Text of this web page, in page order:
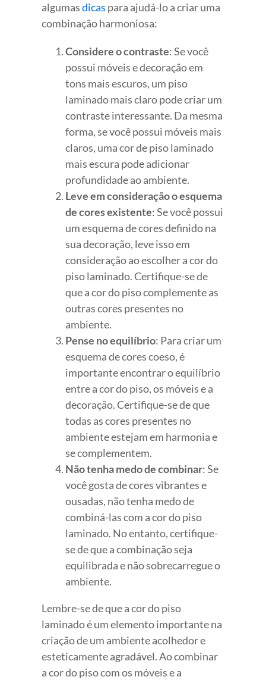
algumasdicas para ajudá-lo a criar uma
combinação harmoniosa:
Considere o contraste: Se você
possui móveis e decoração em
tons mais escuros, um piso
laminado mais claro pode criar um
contraste interessante. Da mesma
forma, se você possui móveis mais
claros, uma cor de piso laminado
mais escura pode adicionar
profundidade ao ambiente.
Leve em consideração o esquema
de cores existente: Se você possui
um esquema de cores definido na
sua decoração, leve isso em
consideração ao escolher a cor do
piso laminado. Certifique-se de
que a cor do piso complemente as
outras cores presentes no
ambiente.
Pense no equilíbrio: Para criar um
esquema de cores coeso, é
importante encontrar o equilíbrio
entre a cor do piso, os móveis e a
decoração. Certifique-se de que
todas as cores presentes no
ambiente estejam em harmonia e
se complementem.
Não tenha medo de combinar: Se
você gosta de cores vibrantes e
ousadas, não tenha medo de
combiná-las com a cor do piso
laminado. No entanto, certifique-
se de que a combinação seja
equilibrada e não sobrecarregue o
ambiente.
Lembre-se de que a cor do piso
laminado é um elemento importante na
criação de um ambiente acolhedor e
esteticamente agradável. Ao combinar
a cor do piso com os móveis e a